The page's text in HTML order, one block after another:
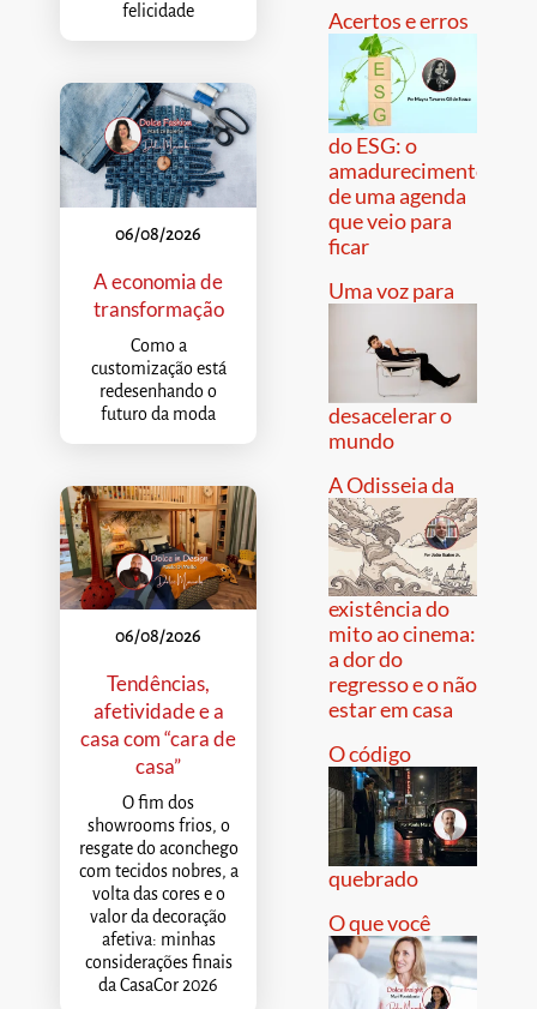
felicidade
06/08/2026
A economia de
transformação
Como a
customização está
redesenhando o
futuro da moda
06/08/2026
Tendências,
afetividade e a
casa com “cara de
casa”
O fim dos
showrooms frios, o
resgate do aconchego
com tecidos nobres, a
volta das cores e o
valor da decoração
afetiva: minhas
considerações finais
da CasaCor 2026
Acertos e erros
do ESG: o
amadurecimento
de uma agenda
que veio para
ficar
Uma voz para
desacelerar o
mundo
A Odisseia da
existência do
mito ao cinema:
a dor do
regresso e o não
estar em casa
O código
quebrado
O que você